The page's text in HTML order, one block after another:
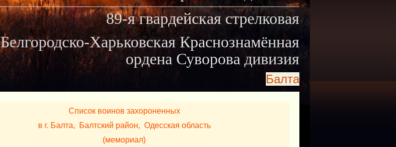
89-я гвардейская стрелковая
Белгородско-Харьковская Краснознамённая
ордена Суворова дивизия
Балта
Список воинов захороненных
в г. Балта, Балтский район, Одесская область
(мемориал)